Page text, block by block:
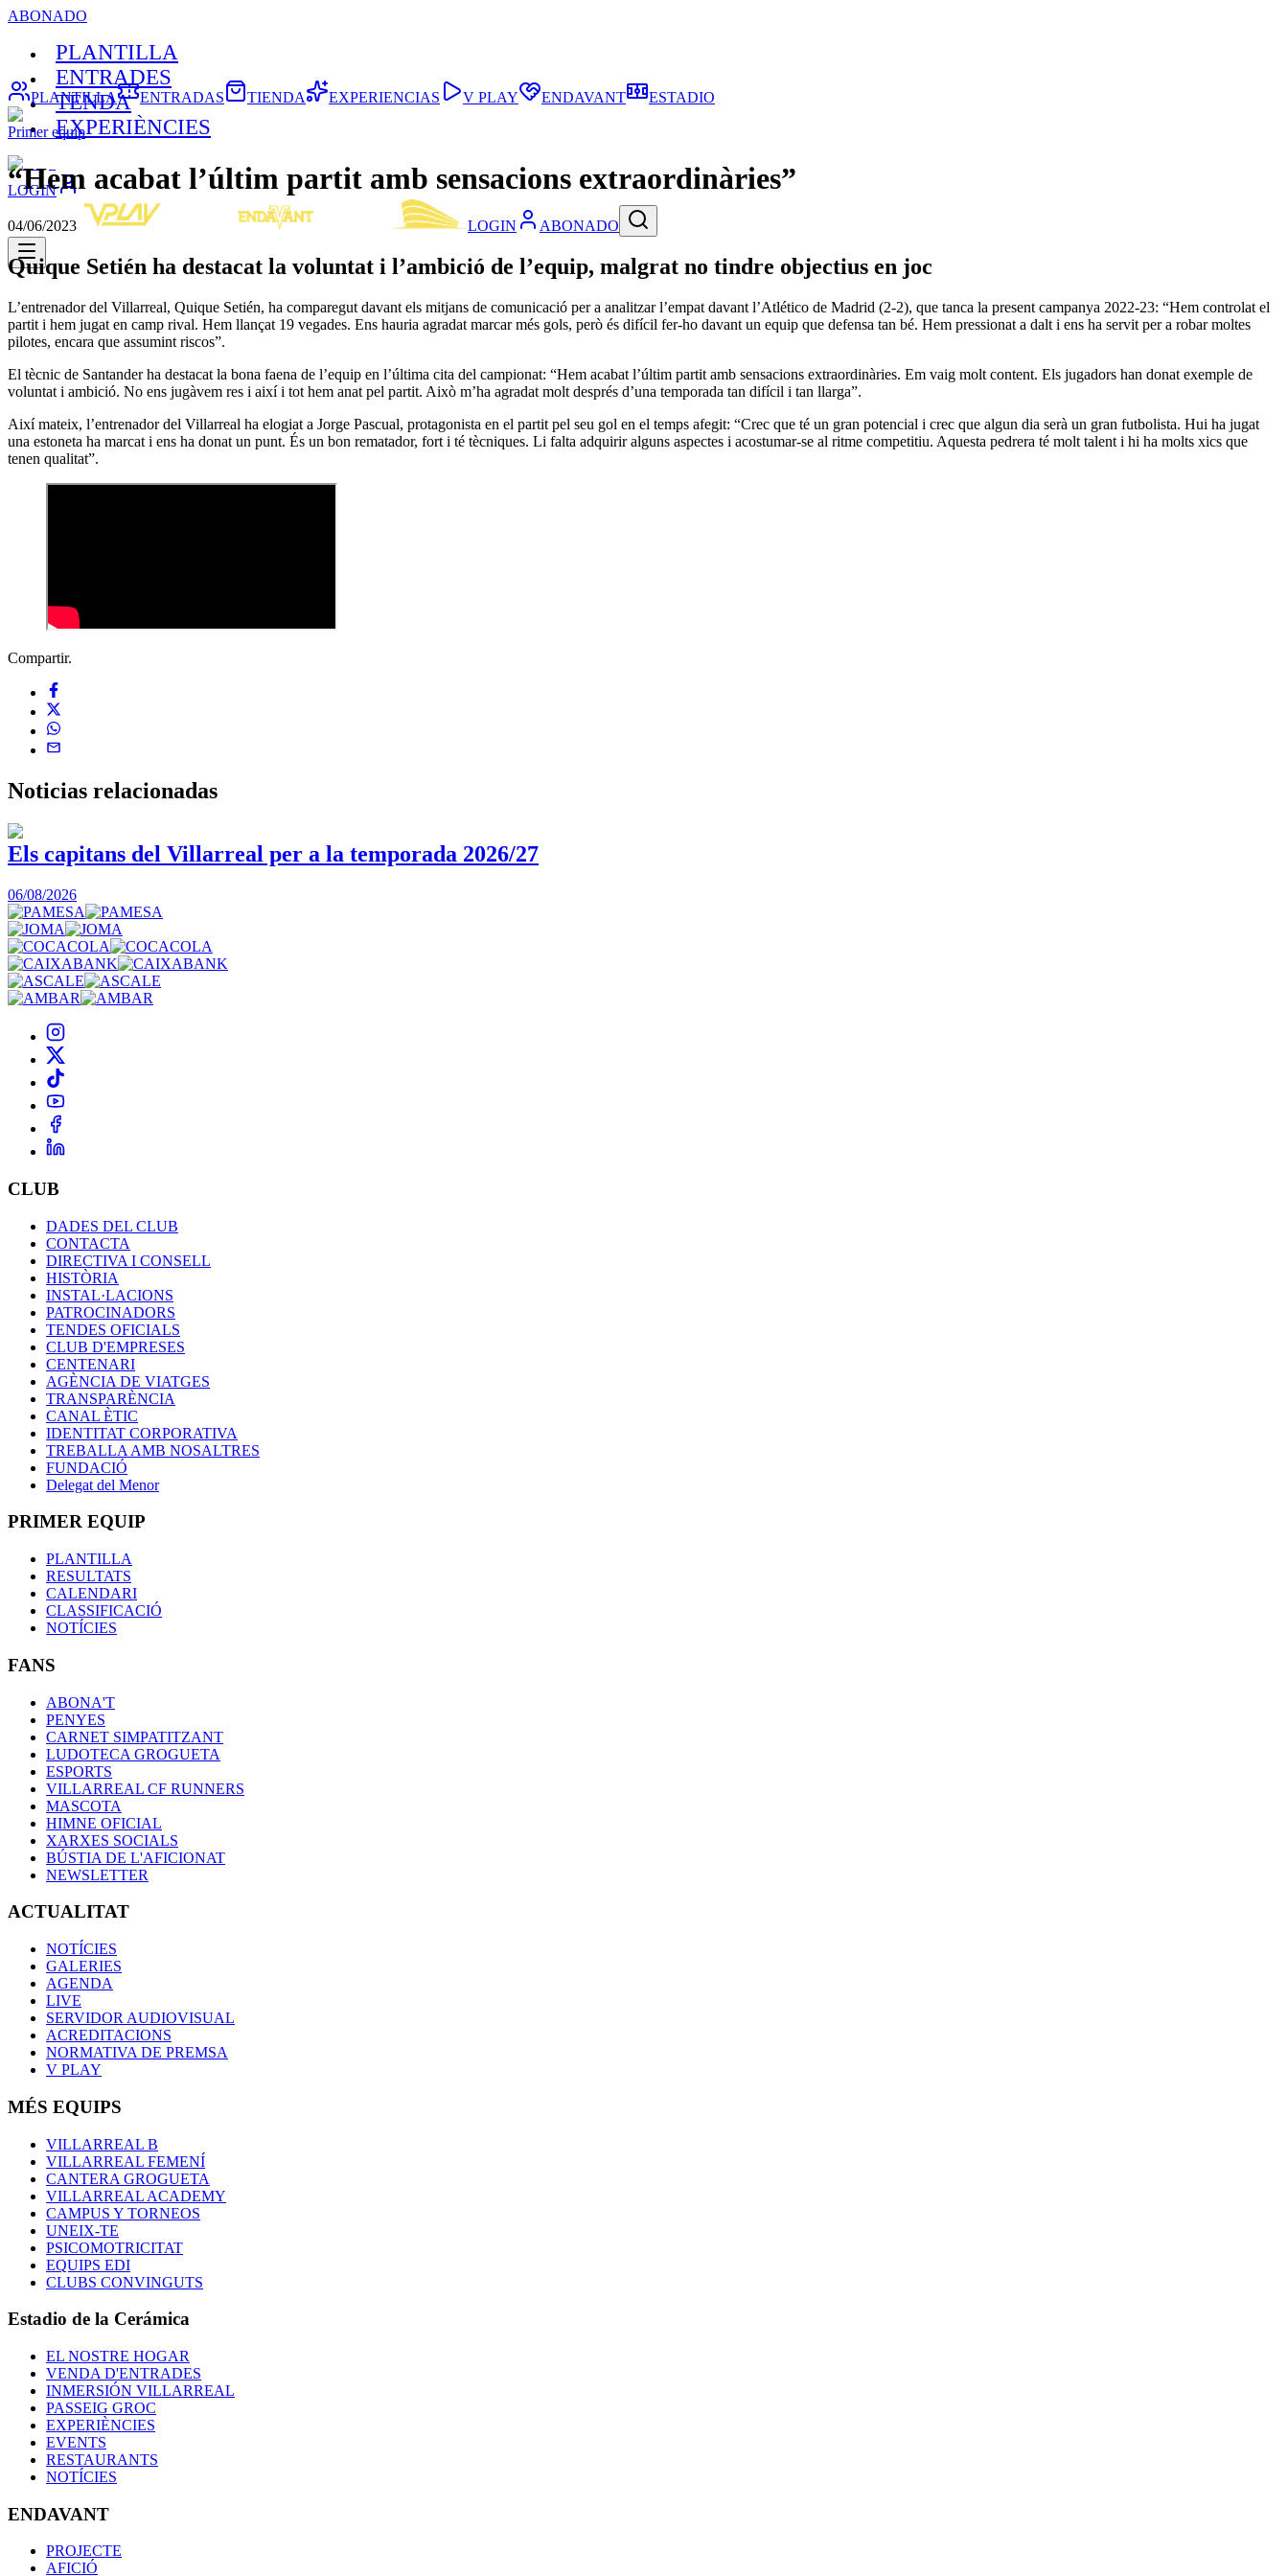
ABONADO
PLANTILLA
ENTRADES
TENDA
EXPERIÈNCIES
LOGIN
LOGIN ABONADO
PLANTILLA ENTRADAS TIENDA EXPERIENCIAS V PLAY ENDAVANT ESTADIO
Primer equip
“Hem acabat l’últim partit amb sensacions extraordinàries”
04/06/2023
Quique Setién ha destacat la voluntat i l’ambició de l’equip, malgrat no tindre objectius en joc
L’entrenador del Villarreal, Quique Setién, ha comparegut davant els mitjans de comunicació per a analitzar l’empat davant l’Atlético de Madrid (2-2), que tanca la present campanya 2022-23: “Hem controlat el
partit i hem jugat en camp rival. Hem llançat 19 vegades. Ens hauria agradat marcar més gols, però és difícil fer-ho davant un equip que defensa tan bé. Hem pressionat a dalt i ens ha servit per a robar moltes
pilotes, encara que assumint riscos”.
El tècnic de Santander ha destacat la bona faena de l’equip en l’última cita del campionat: “Hem acabat l’últim partit amb sensacions extraordinàries. Em vaig molt content. Els jugadors han donat exemple de
voluntat i ambició. No ens jugàvem res i així i tot hem anat pel partit. Això m’ha agradat molt després d’una temporada tan difícil i tan llarga”.
Així mateix, l’entrenador del Villarreal ha elogiat a Jorge Pascual, protagonista en el partit pel seu gol en el temps afegit: “Crec que té un gran potencial i crec que algun dia serà un gran futbolista. Hui ha jugat
una estoneta ha marcat i ens ha donat un punt. És un bon rematador, fort i té tècniques. Li falta adquirir alguns aspectes i acostumar-se al ritme competitiu. Aquesta pedrera té molt talent i hi ha molts xics que
tenen qualitat”.
Compartir.
Noticias relacionadas
Els capitans del Villarreal per a la temporada 2026/27
06/08/2026
CLUB
DADES DEL CLUB
CONTACTA
DIRECTIVA I CONSELL
HISTÒRIA
INSTAL·LACIONS
PATROCINADORS
TENDES OFICIALS
CLUB D'EMPRESES
CENTENARI
AGÈNCIA DE VIATGES
TRANSPARÈNCIA
CANAL ÈTIC
IDENTITAT CORPORATIVA
TREBALLA AMB NOSALTRES
FUNDACIÓ
Delegat del Menor
PRIMER EQUIP
PLANTILLA
RESULTATS
CALENDARI
CLASSIFICACIÓ
NOTÍCIES
FANS
ABONA'T
PENYES
CARNET SIMPATITZANT
LUDOTECA GROGUETA
ESPORTS
VILLARREAL CF RUNNERS
MASCOTA
HIMNE OFICIAL
XARXES SOCIALS
BÚSTIA DE L'AFICIONAT
NEWSLETTER
ACTUALITAT
NOTÍCIES
GALERIES
AGENDA
LIVE
SERVIDOR AUDIOVISUAL
ACREDITACIONS
NORMATIVA DE PREMSA
V PLAY
MÉS EQUIPS
VILLARREAL B
VILLARREAL FEMENÍ
CANTERA GROGUETA
VILLARREAL ACADEMY
CAMPUS Y TORNEOS
UNEIX-TE
PSICOMOTRICITAT
EQUIPS EDI
CLUBS CONVINGUTS
Estadio de la Cerámica
EL NOSTRE HOGAR
VENDA D'ENTRADES
INMERSIÓN VILLARREAL
PASSEIG GROC
EXPERIÈNCIES
EVENTS
RESTAURANTS
NOTÍCIES
ENDAVANT
PROJECTE
AFICIÓ